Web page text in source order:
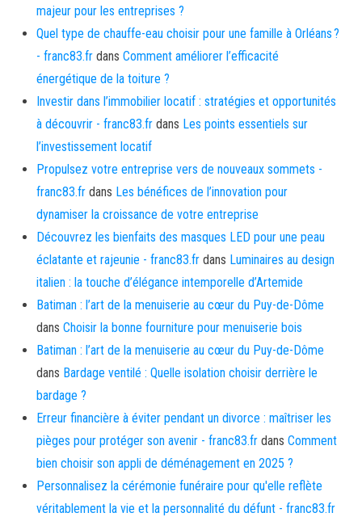
majeur pour les entreprises ?
Quel type de chauffe-eau choisir pour une famille à Orléans ?
- franc83.fr dans Comment améliorer l’efficacité
énergétique de la toiture ?
Investir dans l’immobilier locatif : stratégies et opportunités
à découvrir - franc83.fr dans Les points essentiels sur
l’investissement locatif
Propulsez votre entreprise vers de nouveaux sommets -
franc83.fr dans Les bénéfices de l’innovation pour
dynamiser la croissance de votre entreprise
Découvrez les bienfaits des masques LED pour une peau
éclatante et rajeunie - franc83.fr dans Luminaires au design
italien : la touche d’élégance intemporelle d’Artemide
Batiman : l’art de la menuiserie au cœur du Puy-de-Dôme
dans Choisir la bonne fourniture pour menuiserie bois
Batiman : l’art de la menuiserie au cœur du Puy-de-Dôme
dans Bardage ventilé : Quelle isolation choisir derrière le
bardage ?
Erreur financière à éviter pendant un divorce : maîtriser les
pièges pour protéger son avenir - franc83.fr dans Comment
bien choisir son appli de déménagement en 2025 ?
Personnalisez la cérémonie funéraire pour qu'elle reflète
véritablement la vie et la personnalité du défunt - franc83.fr